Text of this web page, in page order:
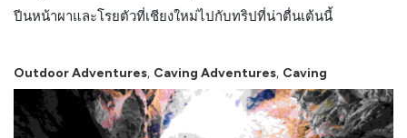
ปีนหน้าผาและโรยตัวที่เชียงใหม่ไปกับทริปที่น่าตื่นเต้นนี้
Outdoor Adventures, Caving Adventures, Caving